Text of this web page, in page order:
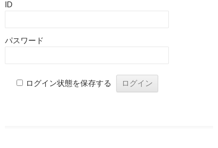
ID
パスワード
ログイン状態を保存する